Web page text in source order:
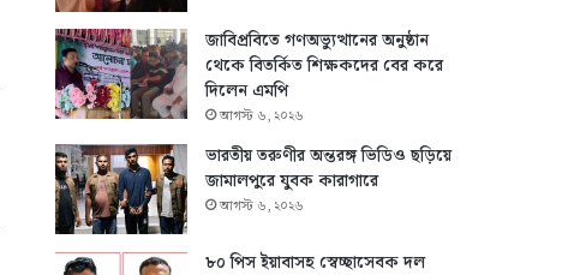
জাবিপ্রবিতে গণঅভ্যুত্থানের অনুষ্ঠান
থেকে বিতর্কিত শিক্ষকদের বের করে
দিলেন এমপি
আগস্ট ৬, ২০২৬
ভারতীয় তরুণীর অন্তরঙ্গ ভিডিও ছড়িয়ে
জামালপুরে যুবক কারাগারে
আগস্ট ৬, ২০২৬
৮০ পিস ইয়াবাসহ স্বেচ্ছাসেবক দল